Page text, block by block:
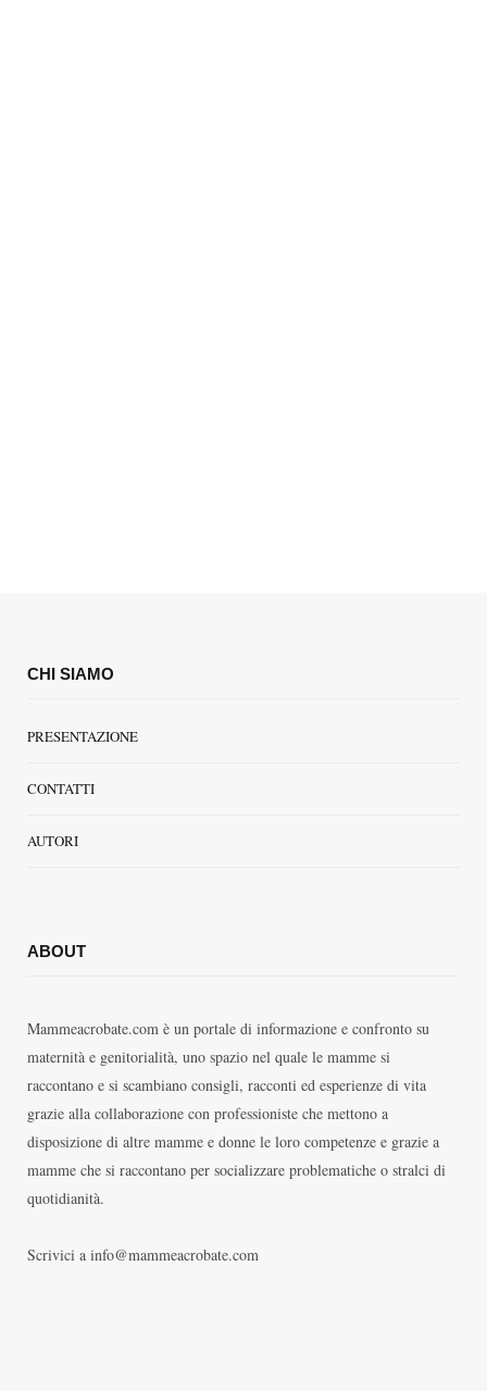
CHI SIAMO
PRESENTAZIONE
CONTATTI
AUTORI
ABOUT
Mammeacrobate.com è un portale di informazione e confronto su
maternità e genitorialità, uno spazio nel quale le mamme si
raccontano e si scambiano consigli, racconti ed esperienze di vita
grazie alla collaborazione con professioniste che mettono a
disposizione di altre mamme e donne le loro competenze e grazie a
mamme che si raccontano per socializzare problematiche o stralci di
quotidianità.
Scrivici a info@mammeacrobate.com